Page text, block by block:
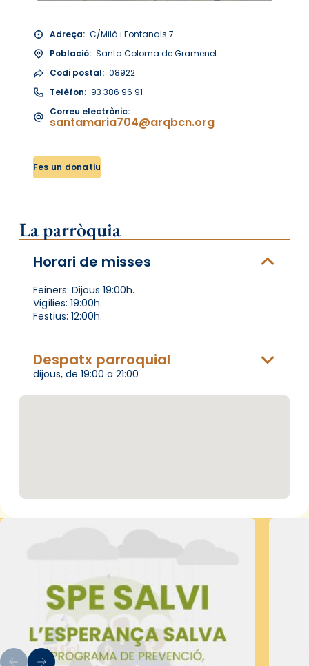
Adreça: C/Milà i Fontanals 7
Població: Santa Coloma de Gramenet
Codi postal: 08922
Telèfon: 93 386 96 91
Correu electrònic:
santamaria704@arqbcn.org
Fes un donatiu
La parròquia
Horari de misses
Feiners: Dijous 19:00h.
Vigílies: 19:00h.
Festius: 12:00h.
Despatx parroquial
dijous, de 19:00 a 21:00